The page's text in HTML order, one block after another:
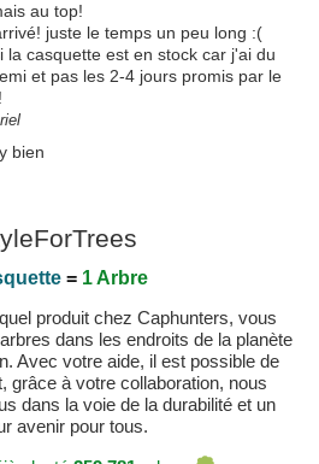
au top!
juste le temps un peu long :(
la casquette est en stock car j'ai du
et pas les 2-4 jours promis par le
bien
= 1 Arbre
produit chez Caphunters, vous
dans les endroits de la planète
Avec votre aide, il est possible de
grâce à votre collaboration, nous
dans la voie de la durabilité et un
avenir pour tous.